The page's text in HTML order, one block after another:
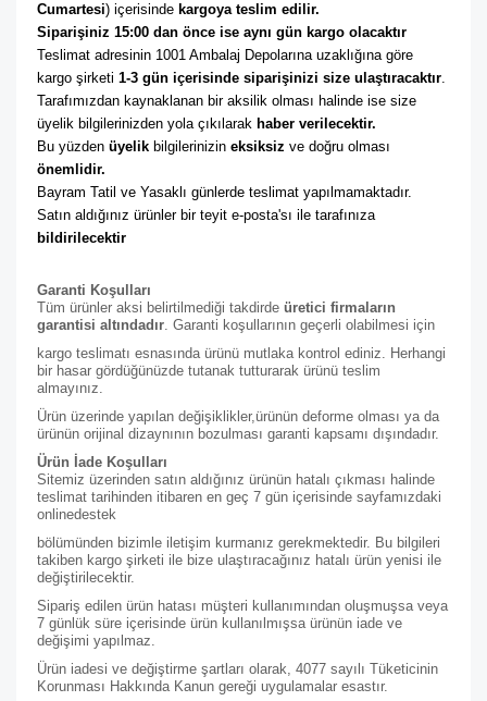
Cumartesi) içerisinde kargoya teslim edilir.
Siparişiniz 15:00 dan önce ise aynı gün kargo olacaktır
Teslimat adresinin 1001 Ambalaj Depolarına uzaklığına göre
kargo şirketi 1-3 gün içerisinde siparişinizi size ulaştıracaktır.
Tarafımızdan kaynaklanan bir aksilik olması halinde ise size
üyelik bilgilerinizden yola çıkılarak haber verilecektir.
Bu yüzden üyelik bilgilerinizin eksiksiz
önemlidir.
Bayram Tatil ve Yasaklı günlerde teslimat yapılmamaktadır.
Satın aldığınız ürünler bir teyit e-posta'sı ile tarafınıza
bildirilecektir
Garanti Koşulları
Tüm ürünler aksi belirtilmediği takdirde üretici firmaların
garantisi altındadır. Garanti koşullarının geçerli olabilmesi için
kargo teslimatı esnasında ürünü mutlaka kontrol ediniz. Herhangi
bir hasar gördüğünüzde tutanak tutturarak ürünü teslim
almayınız.
Ürün üzerinde yapılan değişiklikler,ürünün deforme olması ya da
ürünün orijinal dizaynının bozulması garanti kapsamı dışındadır.
Ürün İade Koşulları
Sitemiz üzerinden satın aldığınız ürünün hatalı çıkması halinde
teslimat tarihinden itibaren en geç 7 gün içerisinde sayfamızdaki
onlinedestek
bölümünden bizimle iletişim kurmanız gerekmektedir. Bu bilgileri
takiben kargo şirketi ile bize ulaştıracağınız hatalı ürün yenisi ile
değiştirilecektir.
Sipariş edilen ürün hatası müşteri kullanımından oluşmuşsa veya
7 günlük süre içerisinde ürün kullanılmışsa ürünün iade ve
değişimi yapılmaz.
Ürün iadesi ve değiştirme şartları olarak, 4077 sayılı Tüketicinin
Korunması Hakkında Kanun gereği uygulamalar esastır.